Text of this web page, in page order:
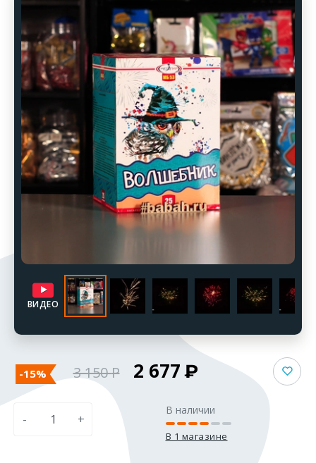
ВИДЕО
-15% 3 150 2 677
- +
В наличии
В 1 магазине